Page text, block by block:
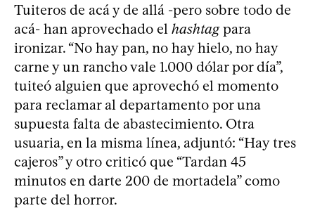
Tuiteros de acá y de allá -pero sobre todo de
acá- han aprovechado el hashtagpara
ironizar. “No hay pan, no hay hielo, no hay
carne y un rancho vale 1.000 dólar por día”,
tuiteó alguien que aprovechó el momento
para reclamar al departamento por una
supuesta falta de abastecimiento. Otra
usuaria, en la misma línea, adjuntó: “Hay tres
cajeros” y otro criticó que “Tardan 45
minutos en darte 200 de mortadela” como
parte del horror.